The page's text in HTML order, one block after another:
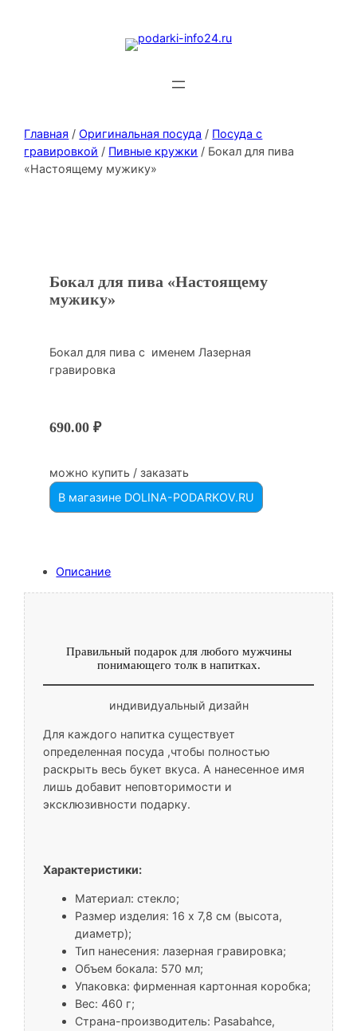
Главная /Оригинальная посуда / Посуда с
гравировкой / Пивные кружки / Бокал для пива
«Настоящему мужику»
Бокал для пива «Настоящему
мужику»
Бокал для пива с именем Лазерная
гравировка
690.00₽
можно купить / заказать
В магазине DOLINA-PODARKOV.RU
Описание
Правильный подарок для любого мужчины
понимающего толк в напитках.
индивидуальный дизайн
Для каждого напитка существует
определенная посуда ,чтобы полностью
раскрыть весь букет вкуса. А нанесенное имя
лишь добавит неповторимости и
эксклюзивности подарку.
Характеристики:
Материал: стекло;
Размер изделия: 16 x 7,8 см (высота,
диаметр);
Тип нанесения: лазерная гравировка;
Объем бокала: 570 мл;
Упаковка: фирменная картонная коробка;
Вес: 460 г;
Страна-производитель: Pasabahce,